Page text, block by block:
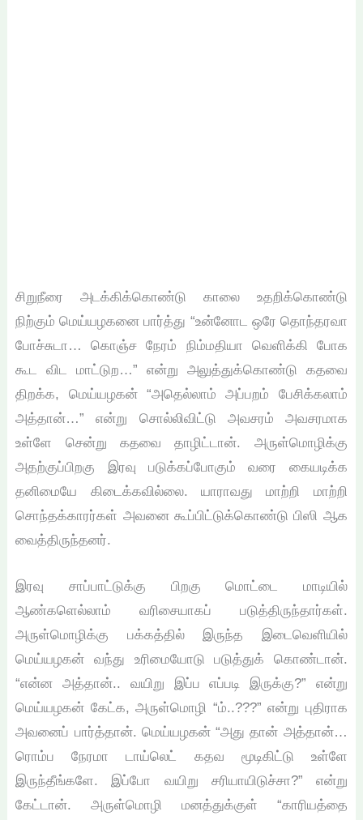
சிறுநீரை அடக்கிக்கொண்டு காலை உதறிக்கொண்டு
நிற்கும் மெய்யழகனை பார்த்து “உன்னோட ஒரே தொந்தரவா
போச்சுடா… கொஞ்ச நேரம் நிம்மதியா வெளிக்கி போக
கூட விட மாட்டுற…” என்று அலுத்துக்கொண்டு கதவை
திறக்க, மெய்யழகன் “அதெல்லாம் அப்பறம் பேசிக்கலாம்
அத்தான்…” என்று சொல்லிவிட்டு அவசரம் அவசரமாக
உள்ளே சென்று கதவை தாழிட்டான். அருள்மொழிக்கு
அதற்குப்பிறகு இரவு படுக்கப்போகும் வரை கையடிக்க
தனிமையே கிடைக்கவில்லை. யாராவது மாற்றி மாற்றி
சொந்தக்காரர்கள் அவனை கூப்பிட்டுக்கொண்டு பிஸி ஆக
வைத்திருந்தனர்.
இரவு சாப்பாட்டுக்கு பிறகு மொட்டை மாடியில்
ஆண்களெல்லாம் வரிசையாகப் படுத்திருந்தார்கள்.
அருள்மொழிக்கு பக்கத்தில் இருந்த இடைவெளியில்
மெய்யழகன் வந்து உரிமையோடு படுத்துக் கொண்டான்.
“என்ன அத்தான்.. வயிறு இப்ப எப்படி இருக்கு?” என்று
மெய்யழகன் கேட்க, அருள்மொழி “ம்..???” என்று புதிராக
அவனைப் பார்த்தான். மெய்யழகன் “அது தான் அத்தான்…
ரொம்ப நேரமா டாய்லெட் கதவ மூடிகிட்டு உள்ளே
இருந்தீங்களே. இப்போ வயிறு சரியாயிடுச்சா?” என்று
கேட்டான். அருள்மொழி மனத்துக்குள் “காரியத்தை